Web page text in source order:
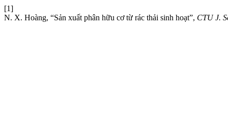
[1]
N. X. Hoàng, “Sản xuất phân hữu cơ từ rác thải sinh hoạt”, CTU J.